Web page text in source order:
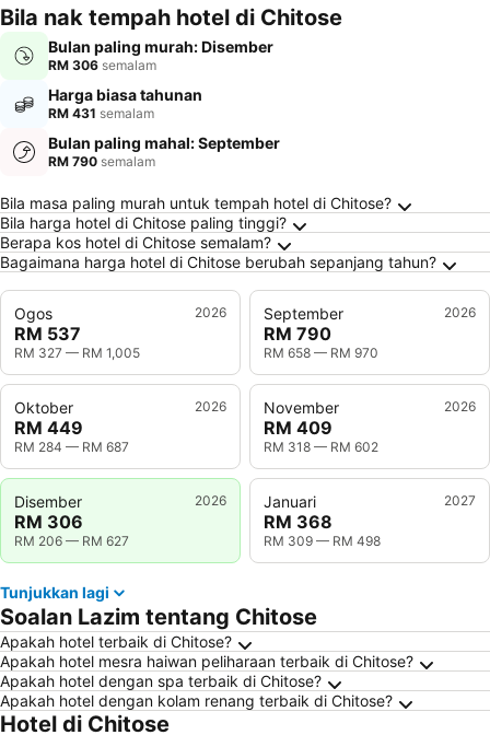
letak
kenderaan
Bila nak tempah hotel di Chitose
Bulan paling murah: Disember
RM 306 semalam
Harga biasa tahunan
RM 431 semalam
Bulan paling mahal: September
RM 790 semalam
Soalan Lazim tentang Chitose
Bila masa paling murah untuk tempah hotel di Chitose?
Bila harga hotel di Chitose paling tinggi?
Berapa kos hotel di Chitose semalam?
Bagaimana harga hotel di Chitose berubah sepanjang tahun?
Ogos 2026
RM 537
RM 327 — RM 1,005
September 2026
RM 790
RM 658 — RM 970
Oktober 2026
RM 449
RM 284 — RM 687
November 2026
RM 409
RM 318 — RM 602
Disember 2026
RM 306
RM 206 — RM 627
Januari 2027
RM 368
RM 309 — RM 498
Tunjukkan lagi
Soalan Lazim tentang Chitose
Apakah hotel terbaik di Chitose?
Apakah hotel mesra haiwan peliharaan terbaik di Chitose?
Apakah hotel dengan spa terbaik di Chitose?
Apakah hotel dengan kolam renang terbaik di Chitose?
Hotel di Chitose